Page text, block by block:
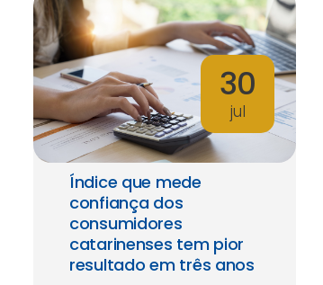
30
jul
Índice que mede
confiança dos
consumidores
catarinenses tem pior
resultado em três anos